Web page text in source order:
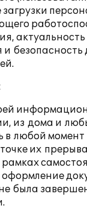
и
из дома и
в любой момент
их
была